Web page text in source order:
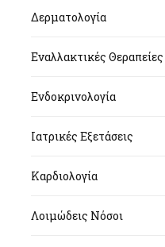
Δερματολογία
Εναλλακτικές Θεραπείες
Ενδοκρινολογία
Ιατρικές Εξετάσεις
Καρδιολογία
Λοιμώδεις Νόσοι